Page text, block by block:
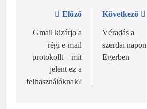
Bejegyzés
navigáció
Előző
Gmail kizárja a
régi e-mail
protokollt – mit
jelent ez a
felhasználóknak?
Következő
Véradás a
szerdai napon
Egerben